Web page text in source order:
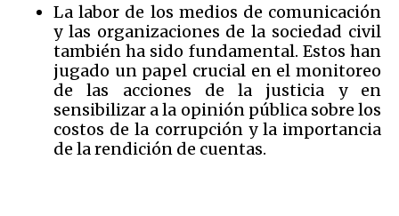
La labor de los medios de comunicación
y las organizaciones de la sociedad civil
también ha sido fundamental. Estos han
jugado un papel crucial en el monitoreo
de las acciones de la justicia y en
sensibilizar a la opinión pública sobre los
costos de la corrupción y la importancia
de la rendición de cuentas.